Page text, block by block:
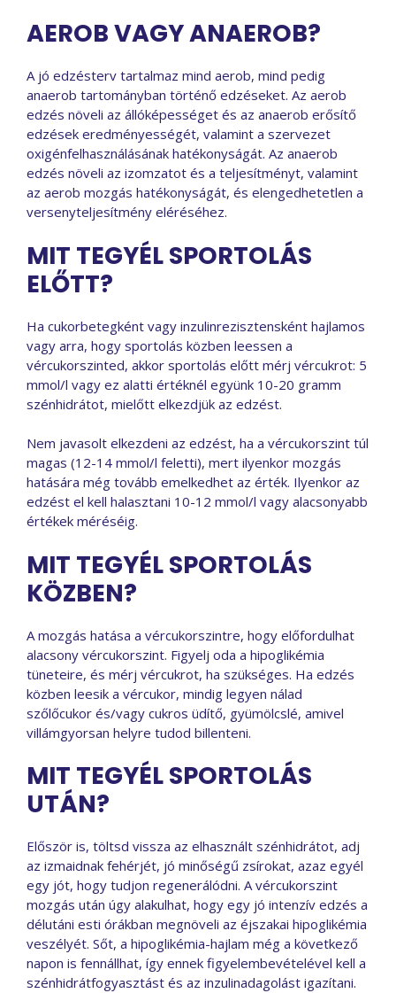
AEROB VAGY ANAEROB?
A jó edzésterv tartalmaz mind aerob, mind pedig
anaerob tartományban történő edzéseket. Az aerob
edzés növeli az állóképességet és az anaerob erősítő
edzések eredményességét, valamint a szervezet
oxigénfelhasználásának hatékonyságát. Az anaerob
edzés növeli az izomzatot és a teljesítményt, valamint
az aerob mozgás hatékonyságát, és elengedhetetlen a
versenyteljesítmény eléréséhez.
MIT TEGYÉL SPORTOLÁS
ELŐTT?
Ha cukorbetegként vagy inzulinrezisztensként hajlamos
vagy arra, hogy sportolás közben leessen a
vércukorszinted, akkor sportolás előtt mérj vércukrot: 5
mmol/l vagy ez alatti értéknél együnk 10-20 gramm
szénhidrátot, mielőtt elkezdjük az edzést.
Nem javasolt elkezdeni az edzést, ha a vércukorszint túl
magas (12-14 mmol/l feletti), mert ilyenkor mozgás
hatására még tovább emelkedhet az érték. Ilyenkor az
edzést el kell halasztani 10-12 mmol/l vagy alacsonyabb
értékek méréséig.
MIT TEGYÉL SPORTOLÁS
KÖZBEN?
A mozgás hatása a vércukorszintre, hogy előfordulhat
alacsony vércukorszint. Figyelj oda a hipoglikémia
tüneteire, és mérj vércukrot, ha szükséges. Ha edzés
közben leesik a vércukor, mindig legyen nálad
szőlőcukor és/vagy cukros üdítő, gyümölcslé, amivel
villámgyorsan helyre tudod billenteni.
MIT TEGYÉL SPORTOLÁS
UTÁN?
Először is, töltsd vissza az elhasznált szénhidrátot, adj
az izmaidnak fehérjét, jó minőségű zsírokat, azaz egyél
egy jót, hogy tudjon regenerálódni. A vércukorszint
mozgás után úgy alakulhat, hogy egy jó intenzív edzés a
délutáni esti órákban megnöveli az éjszakai hipoglikémia
veszélyét. Sőt, a hipoglikémia-hajlam még a következő
napon is fennállhat, így ennek figyelembevételével kell a
szénhidrátfogyasztást és az inzulinadagolást igazítani.